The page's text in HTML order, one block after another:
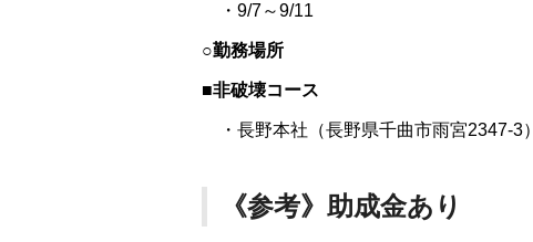
・9/7～9/11
○勤務場所
■非破壊コース
・長野本社（長野県千曲市雨宮2347-3）
《参考》助成金あり